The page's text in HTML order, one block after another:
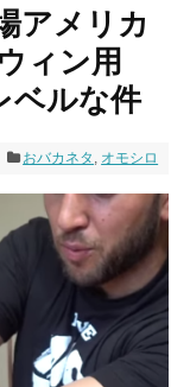
アメリカ
ィン用
ベルな件
おバカネタ オモシロ